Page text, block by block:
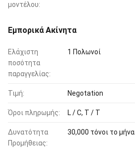
μοντέλου:
Εμπορικά Ακίνητα
Ελάχιστη
ποσότητα
παραγγελίας:
1 Πολωνοί
Τιμή: Negotation
Όροι πληρωμής: L / C, T / T
Δυνατότητα
Προμήθειας:
30,000 τόνοι το μήνα